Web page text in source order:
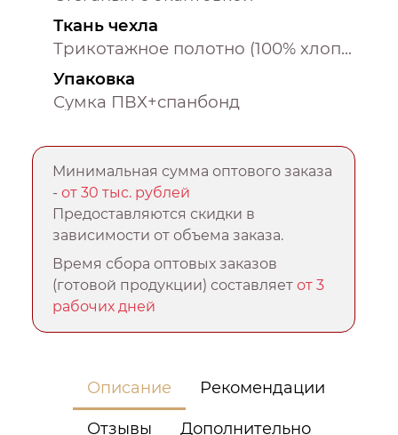
Ткань чехла
Трикотажное полотно (100% хлопок)
Упаковка
Сумка ПВХ+спанбонд
Минимальная сумма оптового заказа
-от 30 тыс. рублей
Предоставляются скидки в
зависимости от объема заказа.
Время сбора оптовых заказов
(готовой продукции) составляетот 3
рабочих дней
Описание Рекомендации
Отзывы Дополнительно